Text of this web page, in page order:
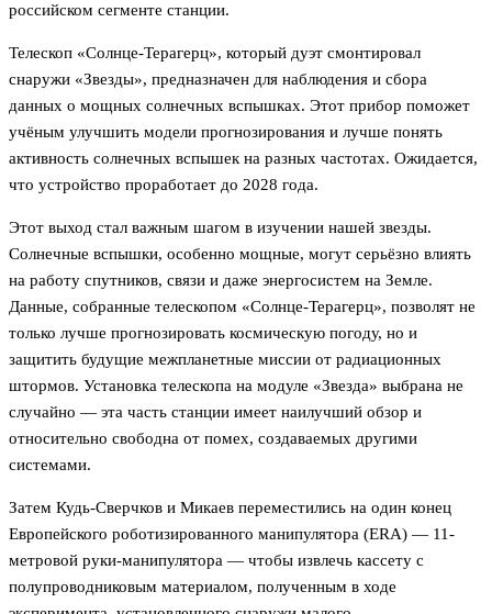
российском сегменте станции.
Телескоп «Солнце-Терагерц», который дуэт смонтировал
снаружи «Звезды», предназначен для наблюдения и сбора
данных о мощных солнечных вспышках. Этот прибор поможет
учёным улучшить модели прогнозирования и лучше понять
активность солнечных вспышек на разных частотах. Ожидается,
что устройство проработает до 2028 года.
Этот выход стал важным шагом в изучении нашей звезды.
Солнечные вспышки, особенно мощные, могут серьёзно влиять
на работу спутников, связи и даже энергосистем на Земле.
Данные, собранные телескопом «Солнце-Терагерц», позволят не
только лучше прогнозировать космическую погоду, но и
защитить будущие межпланетные миссии от радиационных
штормов. Установка телескопа на модуле «Звезда» выбрана не
случайно — эта часть станции имеет наилучший обзор и
относительно свободна от помех, создаваемых другими
системами.
Затем Кудь-Сверчков и Микаев переместились на один конец
Европейского роботизированного манипулятора (ERA) — 11-
метровой руки-манипулятора — чтобы извлечь кассету с
полупроводниковым материалом, полученным в ходе